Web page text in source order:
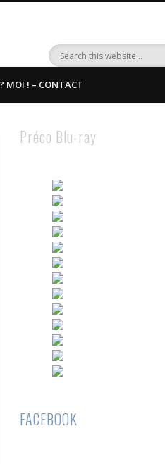
MOI ! – CONTACT
Préco Blu-ray
FACEBOOK